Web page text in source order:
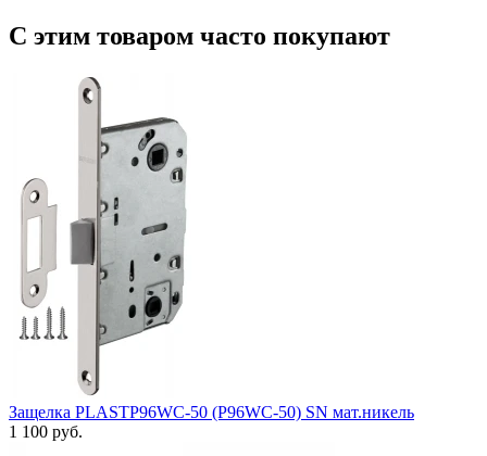
С этим товаром часто покупают
Защелка PLASTP96WC-50 (P96WC-50) SN мат.никель
1 100 руб.